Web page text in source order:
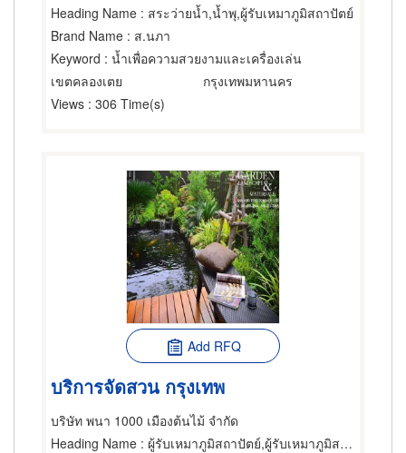
Heading Name : สระว่ายน้ำ,น้ำพุ,ผู้รับเหมาภูมิสถาปัตย์
Brand Name : ส.นภา
Keyword : น้ำเพื่อความสวยงามและเครื่องเล่น
เขตคลองเตย
กรุงเทพมหานคร
Views : 306 Time(s)
Add RFQ
บริการจัดสวน กรุงเทพ
บริษัท พนา 1000 เมืองต้นไม้ จำกัด
Heading Name : ผู้รับเหมาภูมิสถาปัตย์,ผู้รับเหมาภูมิสถาปัตย์,ผู้รับเหมาภูมิสถาปัตย์